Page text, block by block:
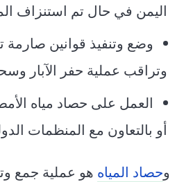
اليمن في حال تم استنزاف
وضع وتنفيذ قوانين صارمة
وتراقب عملية حفر الآبار
العمل على حصاد مياه
أو بالتعاون مع المنظمات
وحصاد المياه هو عملية جمع